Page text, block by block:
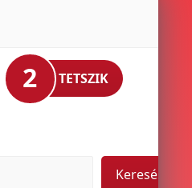
2 TETSZIK
Keresés